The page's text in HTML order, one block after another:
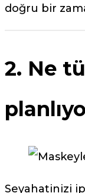
doğru bir
2. Ne
Seyahatinizi